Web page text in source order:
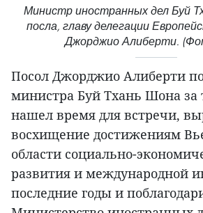
Министр иностранных дел Буй
посла, главу делегации
Джорджио Алиберти.
Посол Джорджио Алиберти
министра Буй Тхань Шона за
нашел время для встречи,
восхищение достижениям
области социально-
развития и международной
последние годы и